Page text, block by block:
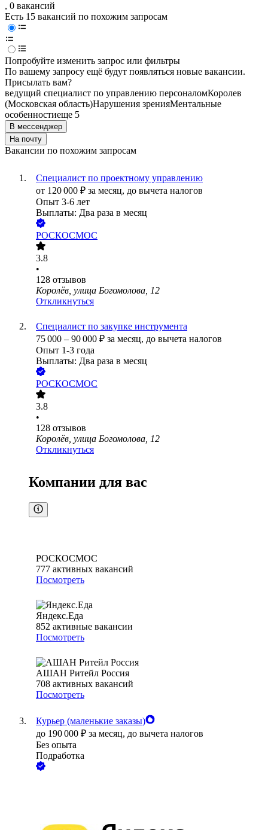
, 0 вакансий
Есть 15 вакансий по похожим запросам
Попробуйте изменить запрос или фильтры
По вашему запросу ещё будут появляться новые вакансии.
Присылать вам?
ведущий специалист по управлению персоналомКоролев
(Московская область)Нарушения зренияМентальные
особенностиеще 5
В мессенджер
На почту
Вакансии по похожим запросам
Специалист по проектному управлению
от 120 000 ₽ за месяц, до вычета налогов
Опыт 3-6 лет
Выплаты: Два раза в месяц
РОСКОСМОС
3.8
•
128 отзывов
Королёв, улица Богомолова, 12
Откликнуться
Специалист по закупке инструмента
75 000 – 90 000 ₽ за месяц, до вычета налогов
Опыт 1-3 года
Выплаты: Два раза в месяц
РОСКОСМОС
3.8
•
128 отзывов
Королёв, улица Богомолова, 12
Откликнуться
Компании для вас
РОСКОСМОС
777 активных вакансий
Посмотреть
Яндекс.Еда
852 активные вакансии
Посмотреть
АШАН Ритейл Россия
708 активных вакансий
Посмотреть
Курьер (маленькие заказы)
до 190 000 ₽ за месяц, до вычета налогов
Без опыта
Подработка